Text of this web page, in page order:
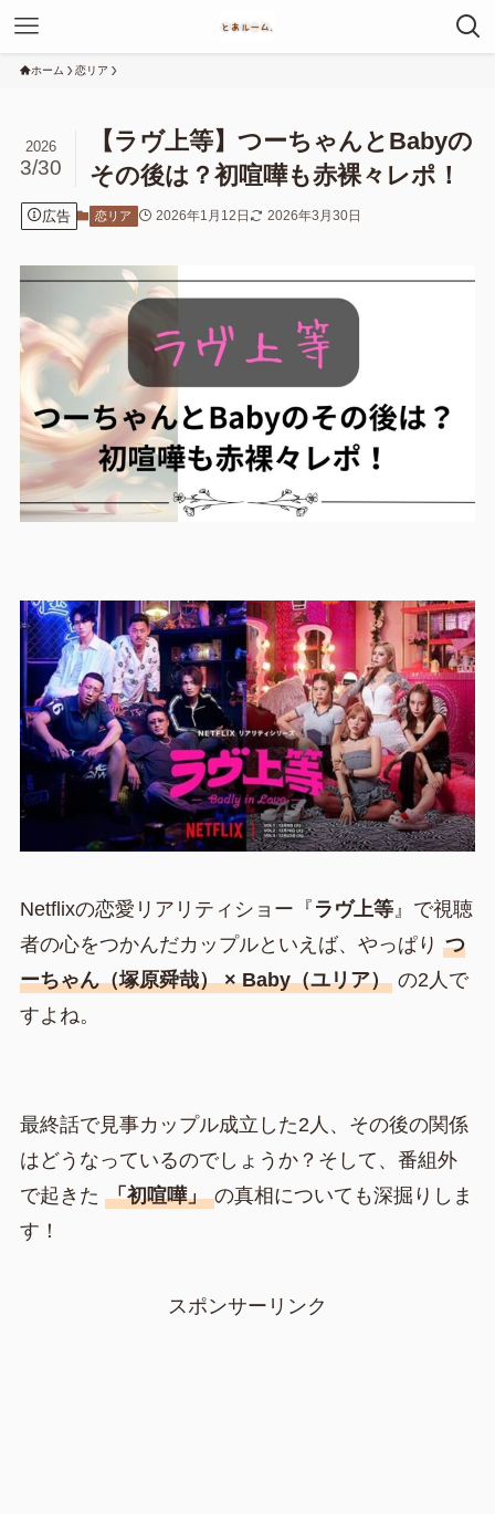
ホーム 恋リア
【ラヴ上等】つーちゃんとBabyの
その後は？初喧嘩も赤裸々レポ！
2026
3/30
広告 恋リア 2026年1月12日 2026年3月30日
Netflixの恋愛リアリティショー『 ラヴ上等』で視聴
者の心をつかんだカップルといえば、やっぱり つ
ーちゃん（塚原舜哉） × Baby（ユリア）の2人で
すよね。
最終話で見事カップル成立した2人、その後の関係
はどうなっているのでしょうか？そして、番組外
で起きた 「初喧嘩」 の真相についても深掘りしま
す！
スポンサーリンク